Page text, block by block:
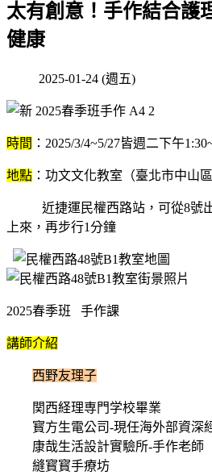
太有創意！手作結合護
健康
2025-01-24 (週五)
時間 ：2025/3/4~5/27皆週二下午
地點 ：功文文化教室（臺北市中山
近捷運民權西路站，可從8號出
上來，再步行1分鐘
2025春季班 手作課
講師介紹
西野友理子
関西経理専門学校畢業
寳方生電公司-現任海外部資深
康哉生活設計實驗所-手作老師
縫寳寳手療坊